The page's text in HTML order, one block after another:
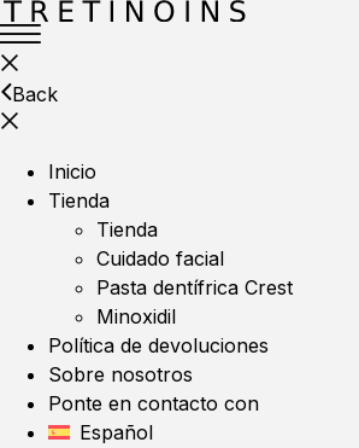
Back
Inicio
Tienda
Tienda
Cuidado facial
Pasta dentífrica Crest
Minoxidil
Política de devoluciones
Sobre nosotros
Ponte en contacto con
Español